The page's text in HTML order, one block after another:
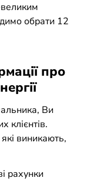
обрати 12
про
Ви
клієнтів.
виникають,
рахунки